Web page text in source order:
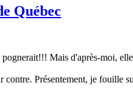
Québec
Mais d'après-moi,
Présentement, je fouille